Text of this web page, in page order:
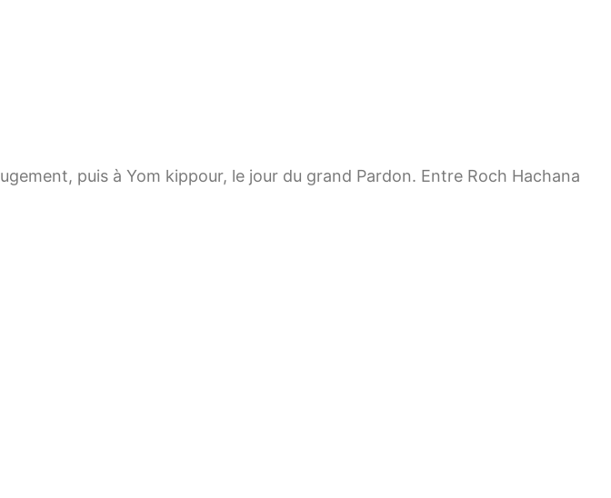
puis à Yom kippour, le jour du grand Pardon. Entre Roch Hachana